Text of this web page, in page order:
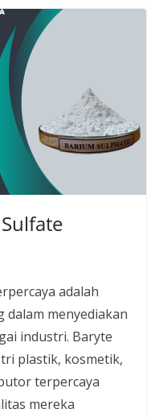
adalah
menyediakan
industri. Baryte
plastik, kosmetik,
terpercaya
mereka